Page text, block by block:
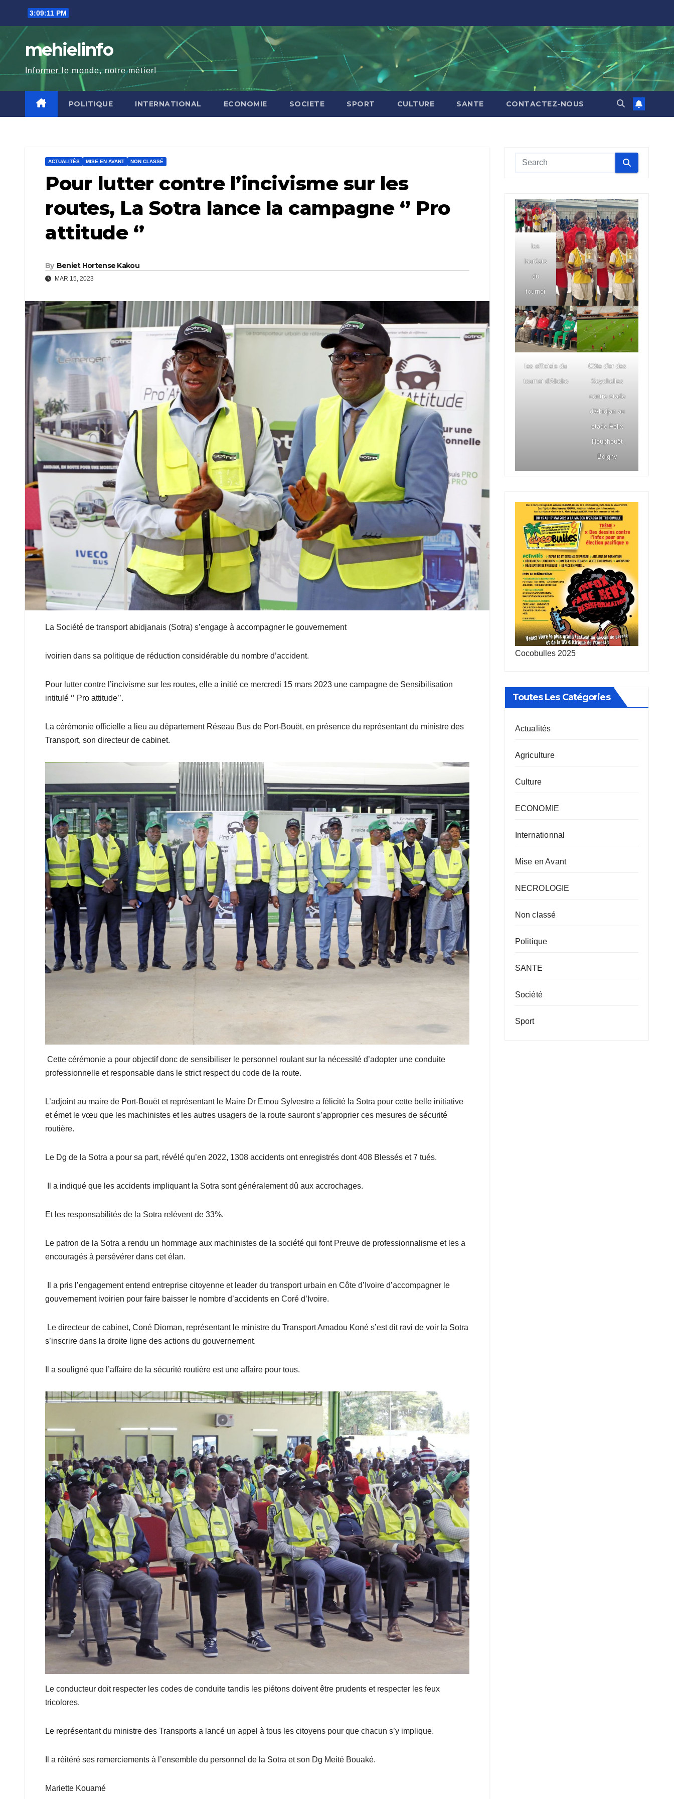
content
3:09:13 PM
mehielinfo
Informer le monde, notre métier!
POLITIQUE INTERNATIONAL ECONOMIE SOCIETE SPORT CULTURE SANTE CONTACTEZ-NOUS
ACTUALITÉS MISE EN AVANT NON CLASSÉ
Pour lutter contre l’incivisme sur les
routes, La Sotra lance la campagne ‘’ Pro
attitude ‘’
By Beniet Hortense Kakou
MAR 15, 2023
La Société de transport abidjanais (Sotra) s’engage à accompagner le gouvernement
ivoirien dans sa politique de réduction considérable du nombre d’accident.
Pour lutter contre l’incivisme sur les routes, elle a initié ce mercredi 15 mars 2023 une campagne de Sensibilisation
intitulé ‘’ Pro attitude’’.
La cérémonie officielle a lieu au département Réseau Bus de Port-Bouët, en présence du représentant du ministre des
Transport, son directeur de cabinet.
Cette cérémonie a pour objectif donc de sensibiliser le personnel roulant sur la nécessité d’adopter une conduite
professionnelle et responsable dans le strict respect du code de la route.
L’adjoint au maire de Port-Bouët et représentant le Maire Dr Emou Sylvestre a félicité la Sotra pour cette belle initiative
et émet le vœu que les machinistes et les autres usagers de la route sauront s’approprier ces mesures de sécurité
routière.
Le Dg de la Sotra a pour sa part, révélé qu’en 2022, 1308 accidents ont enregistrés dont 408 Blessés et 7 tués.
Il a indiqué que les accidents impliquant la Sotra sont généralement dû aux accrochages.
Et les responsabilités de la Sotra relèvent de 33%.
Le patron de la Sotra a rendu un hommage aux machinistes de la société qui font Preuve de professionnalisme et les a
encouragés à persévérer dans cet élan.
Il a pris l’engagement entend entreprise citoyenne et leader du transport urbain en Côte d’Ivoire d’accompagner le
gouvernement ivoirien pour faire baisser le nombre d’accidents en Coré d’Ivoire.
Le directeur de cabinet, Coné Dioman, représentant le ministre du Transport Amadou Koné s’est dit ravi de voir la Sotra
s’inscrire dans la droite ligne des actions du gouvernement.
Il a souligné que l’affaire de la sécurité routière est une affaire pour tous.
Le conducteur doit respecter les codes de conduite tandis les piétons doivent être prudents et respecter les feux
tricolores.
Le représentant du ministre des Transports a lancé un appel à tous les citoyens pour que chacun s’y implique.
Il a réitéré ses remerciements à l’ensemble du personnel de la Sotra et son Dg Meité Bouaké.
Mariette Kouamé
les
lauréats
du
tournoi
les officiels du
tournoi d'Abobo
Côte d'or des
Seychelles
contre stade
d'Abidjan au
stade Félix
Houphouët
Boigny
Cocobulles 2025
Toutes Les Catégories
Actualités
Agriculture
Culture
ECONOMIE
Internationnal
Mise en Avant
NECROLOGIE
Non classé
Politique
SANTE
Société
Sport